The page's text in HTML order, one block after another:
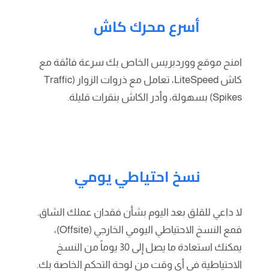
أسرع محرك كاش
امنح موقع ووردبريس الخاص بك سرعة فائقة مع
كاش LiteSpeed، تعامل مع ذروات الزوار (Traffic
Spikes) بسهولة، وأدر الكاش بنقرات قليلة.
نسخ احتياطي يومي
لا داعي للقلق بعد اليوم بشأن فقدان عملك الشاق.
فمع النسخ الاحتياطي اليومي الخارجي (Offsite)،
يمكنك استعادة ما يصل إلى 30 يوماً من النسخ
الاحتياطية في أي وقت من لوحة التحكم الخاصة بك.